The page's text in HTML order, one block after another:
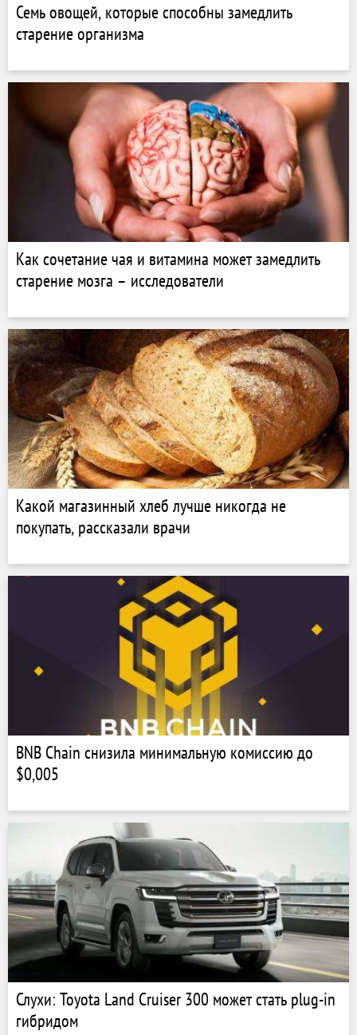
Семь овощей, которые способны замедлить
старение организма
Как сочетание чая и витамина может замедлить
старение мозга – исследователи
Какой магазинный хлеб лучше никогда не
покупать, рассказали врачи
BNB Chain снизила минимальную комиссию до
$0,005
Слухи: Toyota Land Cruiser 300 может стать plug-in
гибридом